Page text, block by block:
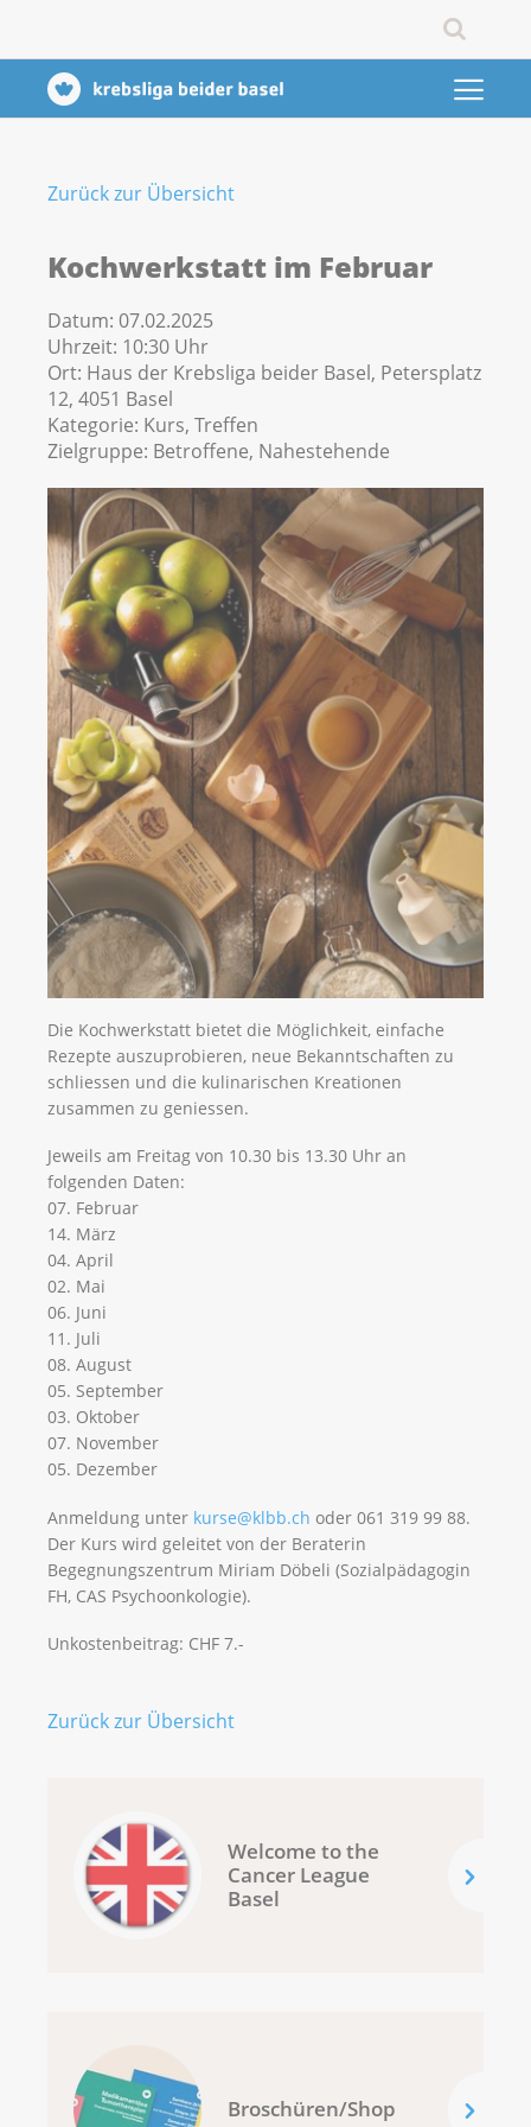
Zurück zur Übersicht
Kochwerkstatt im Februar
Datum: 07.02.2025
Uhrzeit: 10:30 Uhr
Ort: Haus der Krebsliga beider Basel, Petersplatz
12, 4051 Basel
Kategorie: Kurs, Treffen
Zielgruppe: Betroffene, Nahestehende
Die Kochwerkstatt bietet die Möglichkeit, einfache
Rezepte auszuprobieren, neue Bekanntschaften zu
schliessen und die kulinarischen Kreationen
zusammen zu geniessen.
Jeweils am Freitag von 10.30 bis 13.30 Uhr an
folgenden Daten:
07. Februar
14. März
04. April
02. Mai
06. Juni
11. Juli
08. August
05. September
03. Oktober
07. November
05. Dezember
Anmeldung unter kurse@klbb.ch oder 061 319 99 88.
Der Kurs wird geleitet von der Beraterin
Begegnungszentrum Miriam Döbeli (Sozialpädagogin
FH, CAS Psychoonkologie).
Unkostenbeitrag: CHF 7.-
Zurück zur Übersicht
Welcome to the
Cancer League
Basel
Broschüren/Shop